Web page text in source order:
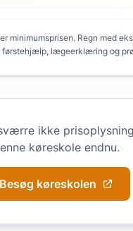
minimumsprisen. Regn med
førstehjælp, lægeerklæring og
ikke
køreskole endnu.
Besøg køreskolen